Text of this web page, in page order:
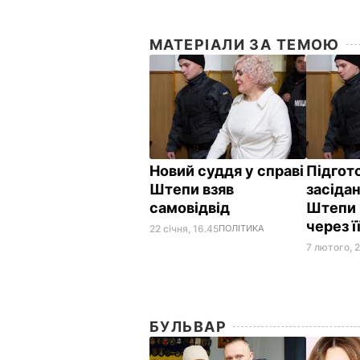
МАТЕРІАЛИ ЗА ТЕМОЮ
Новий суддя у справі
Штепи взяв
самовідвід
22 січня, 16.45ПОЛІТИКА
Штепи
через
7 лютого,
БУЛЬВАР